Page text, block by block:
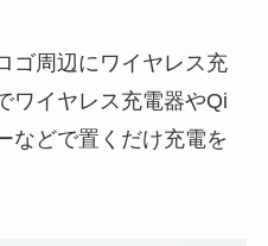
ゴ周辺にワイヤレス充
ワイヤレス充電器やQi
などで置くだけ充電を